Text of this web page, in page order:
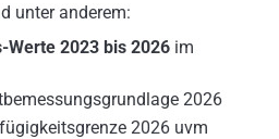
unter anderem:
Werte 2023 bis 2026im
2026
2026 uvm